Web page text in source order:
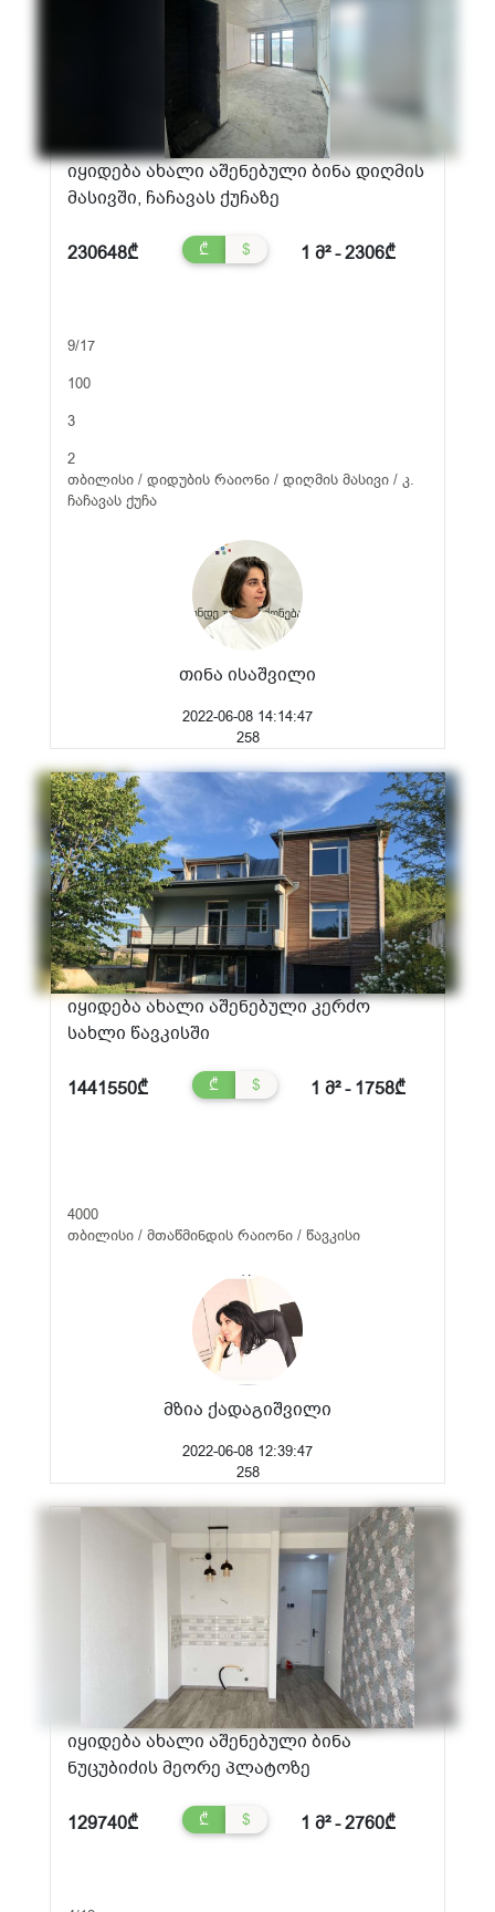
იყიდება ახალი აშენებული ბინა დიღმის
მასივში, ჩაჩავას ქუჩაზე
230648₾ ₾ $ 1 მ² - 2306₾
9/17
100
3
2
თბილისი / დიდუბის რაიონი / დიღმის მასივი / კ.
ჩაჩავას ქუჩა
თინა ისაშვილი
2022-06-08 14:14:47
258
იყიდება ახალი აშენებული კერძო
სახლი წავკისში
1441550₾ ₾ $ 1 მ² - 1758₾
4000
თბილისი / მთაწმინდის რაიონი / წავკისი
მზია ქადაგიშვილი
2022-06-08 12:39:47
258
იყიდება ახალი აშენებული ბინა
ნუცუბიძის მეორე პლატოზე
129740₾ ₾ $ 1 მ² - 2760₾